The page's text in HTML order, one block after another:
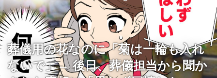
葬儀用の花なのに「菊は一輪も入れ
ないで」→ 後日、葬儀担当から聞か